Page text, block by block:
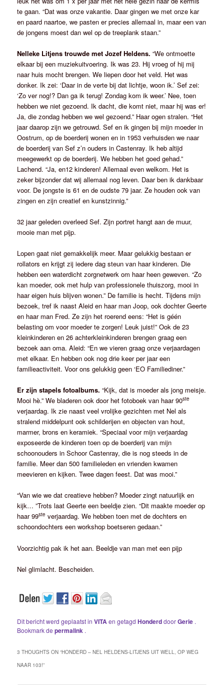
te gaan. “Dat was onze vakantie. Daar gingen we met onze kar
en paard naartoe, we pasten er precies allemaal in, maar een van
de jongens moest dan wel op de treeplank staan.”
Nelleke Litjens trouwde met Jozef Heldens.“We ontmoette
elkaar bij een muziekuitvoering. Ik was 23. Hij vroeg of hij mij
naar huis mocht brengen. We liepen door het veld. Het was
donker. Ik zei: ‘Daar in de verte bij dat lichtje, woon ik.’ Sef zei:
‘Zo ver nog!? Dan ga ik terug! Zondag kom ik weer.’ Nee, toen
hebben we niet gezoend. Ik dacht, die komt niet, maar hij was er!
Ja, die zondag hebben we wel gezoend.” Haar ogen stralen. “Het
jaar daarop zijn we getrouwd. Sef en ik gingen bij mijn moeder in
Oostrum, op de boerderij wonen en in 1953 verhuisden we naar
de boerderij van Sef z’n ouders in Castenray. Ik heb altijd
meegewerkt op de boerderij. We hebben het goed gehad.”
Lachend. “Ja, en12 kinderen! Allemaal even welkom. Het is
zeker bijzonder dat wij allemaal nog leven. Daar ben ik dankbaar
voor. De jongste is 61 en de oudste 79 jaar. Ze houden ook van
zingen en zijn creatief en kunstzinnig.”
32 jaar geleden overleed Sef. Zijn portret hangt aan de muur,
mooie man met pijp.
Lopen gaat niet gemakkelijk meer. Maar gelukkig bestaan er
rollators en krijgt zij iedere dag steun van haar kinderen. Die
hebben een waterdicht zorgnetwerk om haar heen geweven. “Zo
kan moeder, ook met hulp van professionele thuiszorg, mooi in
haar eigen huis blijven wonen.” De familie is hecht. Tijdens mijn
bezoek, tref ik naast Aleid en haar man Joop, ook dochter Geerte
en haar man Fred. Ze zijn het roerend eens: “Het is géén
belasting om voor moeder te zorgen! Leuk juist!” Ook de 23
kleinkinderen en 26 achterkleinkinderen brengen graag een
bezoek aan oma. Aleid: “En we vieren graag onze verjaardagen
met elkaar. En hebben ook nog drie keer per jaar een
familieactiviteit. Voor ons gelukkig geen ‘EO Familiediner.”
Er zijn stapels fotoalbums.“Kijk, dat is moeder als jong meisje.
Mooi hè.” We bladeren ook door het fotoboek van haar 90ste
verjaardag. Ik zie naast veel vrolijke gezichten met Nel als
stralend middelpunt ook schilderijen en objecten van hout,
marmer, brons en keramiek. “Speciaal voor mijn verjaardag
exposeerde de kinderen toen op de boerderij van mijn
schoonouders in Schoor Castenray, die is nog steeds in de
familie. Meer dan 500 familieleden en vrienden kwamen
meevieren en kijken. Twee dagen feest. Dat was mooi.”
“Van wie we dat creatieve hebben? Moeder zingt natuurlijk en
kijk… ”Trots laat Geerte een beeldje zien. “Dit maakte moeder op
haar 99ste verjaardag. We hebben toen met de dochters en
schoondochters een workshop boetseren gedaan.”
Voorzichtig pak ik het aan. Beeldje van man met een pijp
Nel glimlacht. Bescheiden.
Dit bericht werd geplaatst inVITAen getagdHonderddoorGerie .
Bookmark depermalink .
3 THOUGHTS ON “HONDERD – NEL HELDENS-LITJENS UIT WELL, OP WEG
NAAR 103!”